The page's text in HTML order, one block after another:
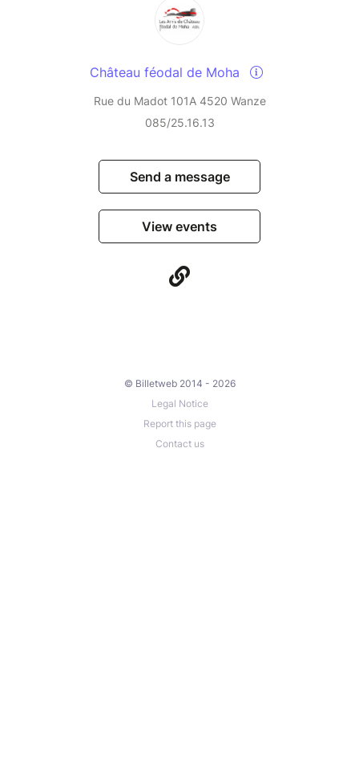
Château féodal de Moha
Rue du Madot 101A 4520 Wanze
085/25.16.13
Send a message
View events
© Billetweb 2014 - 2026
Legal Notice
Report this page
Contact us